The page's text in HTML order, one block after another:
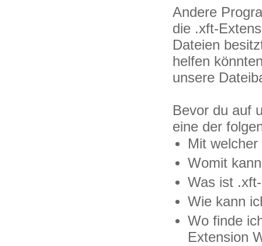
Andere
die .xft-
Dateien
helfen
unsere
Bevor du auf
eine der
Mit
Womit
Was ist
Wie kann
Wo finde
Extension